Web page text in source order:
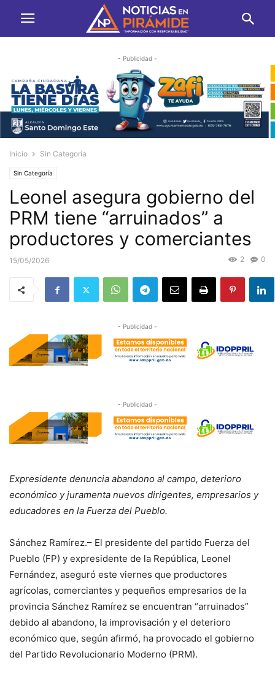
- Publicidad -
Inicio Sin Categoría
Sin Categoría
Leonel asegura gobierno del
PRM tiene “arruinados” a
productores y comerciantes
15/05/2026 0
2
- Publicidad -
- Publicidad -
Expresidente denuncia abandono al campo, deterioro
económico y juramenta nuevos dirigentes, empresarios y
educadores en la Fuerza del Pueblo.
Sánchez Ramírez.– El presidente del partido Fuerza del
Pueblo (FP) y expresidente de la República, Leonel
Fernández, aseguró este viernes que productores
agrícolas, comerciantes y pequeños empresarios de la
provincia Sánchez Ramírez se encuentran “arruinados”
debido al abandono, la improvisación y el deterioro
económico que, según afirmó, ha provocado el gobierno
del Partido Revolucionario Moderno (PRM).